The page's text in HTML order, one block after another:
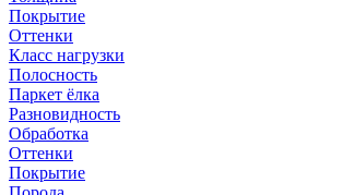
Покрытие
Оттенки
Класс нагрузки
Полосность
Паркет ёлка
Разновидность
Обработка
Оттенки
Покрытие